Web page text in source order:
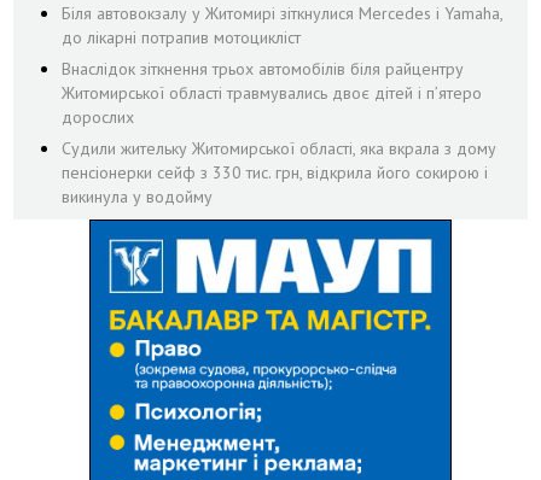
Біля автовокзалу у Житомирі зіткнулися Mercedes і Yamaha,
до лікарні потрапив мотоцикліст
Внаслідок зіткнення трьох автомобілів біля райцентру
Житомирської області травмувались двоє дітей і пʼятеро
дорослих
Судили жительку Житомирської області, яка вкрала з дому
пенсіонерки сейф з 330 тис. грн, відкрила його сокирою і
викинула у водойму